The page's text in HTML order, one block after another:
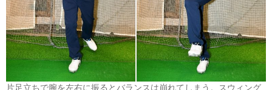
片足立ちで腕を左右に振るとバランスは崩れてしまう。スウィング